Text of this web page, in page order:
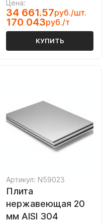
Цена:
34 661.57руб./шт.
170 043руб./т
КУПИТЬ
Артикул: N59023
Плита
нержавеющая 20
мм AISI 304